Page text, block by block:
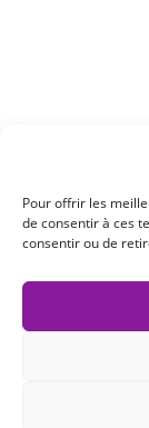
Pour offrir les
de consentir à ces
consentir ou de